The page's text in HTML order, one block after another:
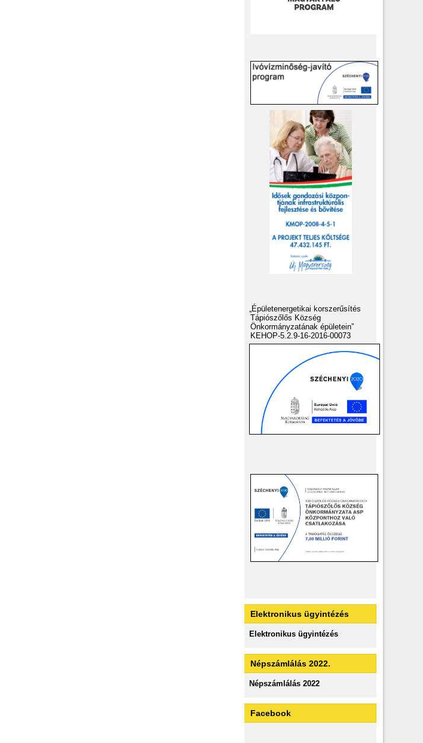
„Épületenergetikai korszerűsítés
Tápiószőlős Község
Önkormányzatának épületein”
KEHOP-5.2.9-16-2016-00073
Elektronikus ügyintézés
Elektronikus ügyintézés
Népszámlálás 2022.
Népszámlálás 2022
Facebook